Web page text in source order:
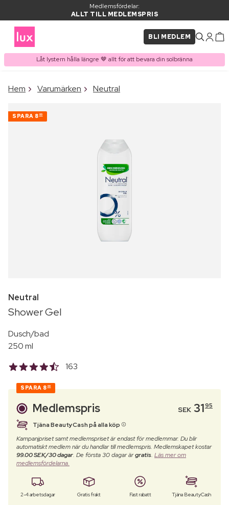
Medlemsfördelar:
ALLT TILL MEDLEMSPRIS
BLI MEDLEM
Låt lystern hålla längre 🤎 allt för att bevara din solbränna
PRODUKT I VARUKORGEN
Hem Varumärken Neutral
SPARA 8 00
Neutral
Shower Gel
Dusch/bad
250 ml
163
SPARA 8 00
Medlemspris SEK 3195
Tjäna BeautyCash på alla köp
Kampanjpriset samt medlemspriset är endast för medlemmar. Du blir
automatiskt medlem när du handlar till medlemspris. Medlemskapet kostar
99.00 SEK/30 dagar. De första 30 dagar ärgratis. Läs mer om
medlemsfördelarna.
2-4 arbetsdagar Gratis frakt Fast rabatt Tjäna BeautyCash